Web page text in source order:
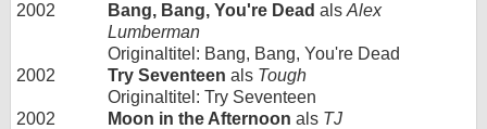
2002
Bang, Bang, You're Dead als Alex
Lumberman
Originaltitel: Bang, Bang, You're Dead
2002
Try Seventeen als Tough
Originaltitel: Try Seventeen
2002
Moon in the Afternoon als TJ